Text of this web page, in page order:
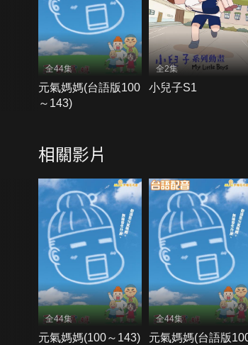
全44集
元氣媽媽(台語版100
～143)
全2集
小兒子S1
相關影片
全44集
元氣媽媽(100～143)
全44集
元氣媽媽(台語版